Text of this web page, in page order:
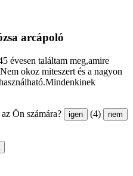
arcápoló
évesen találtam meg,amire
okoz miteszert és a nagyon
Ön számára? igen (4) nem